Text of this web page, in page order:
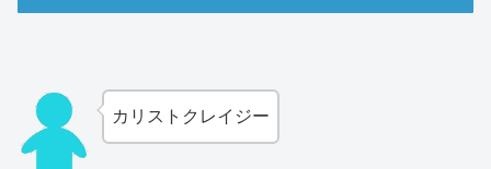
カリストクレイジー